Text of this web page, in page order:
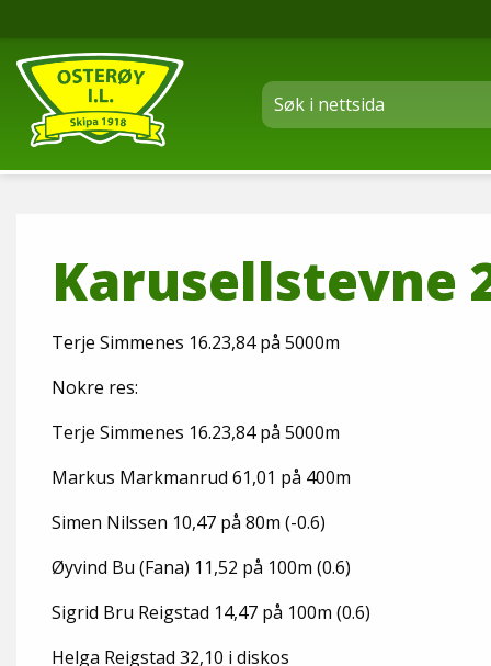
Karusellstevne
Terje Simmenes 16.23,84 på 5000m
Nokre res:
Terje Simmenes 16.23,84 på 5000m
Markus Markmanrud 61,01 på 400m
Simen Nilssen 10,47 på 80m (-0.6)
Øyvind Bu (Fana) 11,52 på 100m (0.6)
Sigrid Bru Reigstad 14,47 på 100m (0.6)
Helga Reigstad 32,10 i diskos